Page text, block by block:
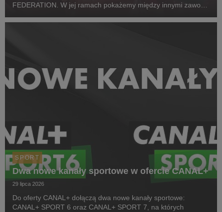
FEDERATION. W jej ramach pokażemy między innymi zawody
Pierwszym wydarzeniem prezentowanym w CANAL+ SPORT 5
SPORT
Dwa nowe kanały sportowe w ofercie CANAL+
29 lipca 2026
Do oferty CANAL+ dołączą dwa nowe kanały sportowe:
CANAL+ SPORT 6 oraz CANAL+ SPORT 7, na których